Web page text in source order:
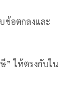
ข้อตกลงและ
” ให้ตรงกับใน